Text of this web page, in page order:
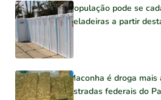
População pode se
geladeiras a partir
Maconha é droga mais
estradas federais do